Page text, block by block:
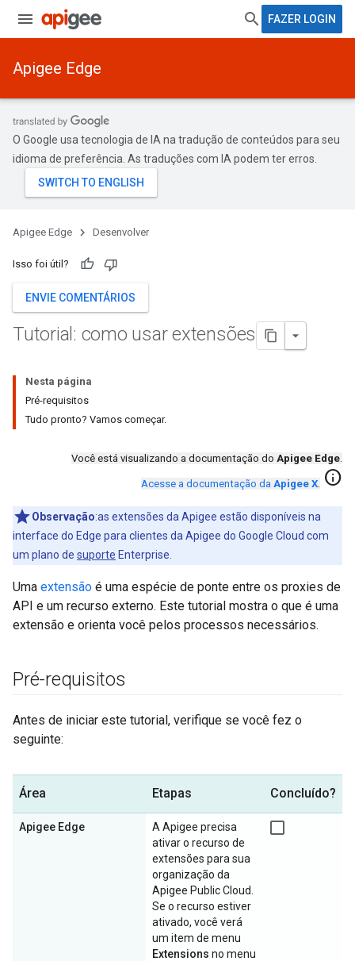
FAZER LOGIN
Apigee Edge
O Google usa tecnologia de IA na tradução de conteúdos para seu
idioma de preferência. As traduções com IA podem ter erros.
Apigee Edge Desenvolver
Isso foi útil?
ENVIE COMENTÁRIOS
Tutorial: como usar extensões
Nesta página
Pré-requisitos
Tudo pronto? Vamos começar.
Você está visualizando a documentação do Apigee Edge.
Acesse a documentação da Apigee X. info
Observação:as extensões da Apigee estão disponíveis na
interface do Edge para clientes da Apigee do Google Cloud com
um plano de suporte Enterprise.
Uma extensão é uma espécie de ponte entre os proxies de
API e um recurso externo. Este tutorial mostra o que é uma
extensão e orienta você pelos processos necessários.
Pré-requisitos
Antes de iniciar este tutorial, verifique se você fez o
seguinte:
Área Etapas Concluído?
Apigee Edge
A Apigee precisa
ativar o recurso de
extensões para sua
organização da
Apigee Public Cloud.
Se o recurso estiver
ativado, você verá
um item de menu
Extensions no menu